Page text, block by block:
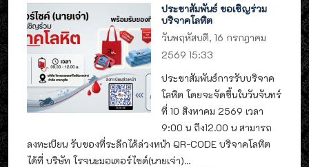
ประชาสัมพันธ์ ขอเชิญร่วม
บริจาคโลหิต
วันพฤหัสบดี, 16 กรกฎาคม
2569 15:33
ประชาสัมพันธ์การรับบริจาค
โลหิต โดยจะจัดขึ้นในวันจันทร์
ที่ 10 สิงหาคม 2569 เวลา
9:00 น ถึง12.00 น สามารถ
ลงทะเบียน รับของที่ระลึกได้ล่วงหน้า QR-CODE บริจาคโลหิต
ได้ที่ บริษัท โรจนะมอเตอร์ไซด์(นายเจ่า)...